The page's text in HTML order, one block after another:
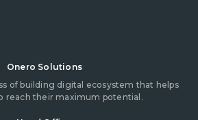
Onero Solutions
of building digital ecosystem that helps
reach their maximum potential.